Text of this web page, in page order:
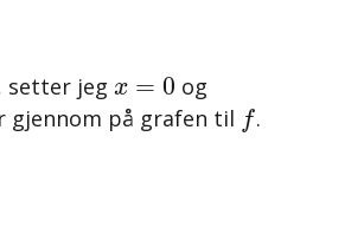
setter jeg x = 0
x=0 og
gjennom på grafen til f
f.